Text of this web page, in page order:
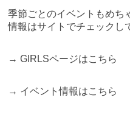
季節ごとのイベントもめち
情報はサイトでチェックし
→GIRLSページはこちら
→ イベント情報はこちら